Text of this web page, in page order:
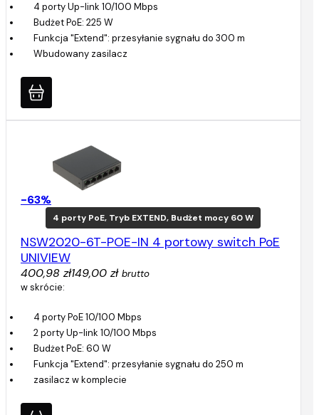
4 porty Up-link 10/100 Mbps
Budżet PoE: 225 W
Funkcja "Extend": przesyłanie sygnału do 300 m
Wbudowany zasilacz
-63%
4 porty PoE, Tryb EXTEND, Budżet mocy 60 W
NSW2020-6T-POE-IN 4 portowy switch PoE
UNIVIEW
400,98 zł149,00 zł brutto
w skrócie:
4 porty PoE 10/100 Mbps
2 porty Up-link 10/100 Mbps
Budżet PoE: 60 W
Funkcja "Extend": przesyłanie sygnału do 250 m
zasilacz w komplecie